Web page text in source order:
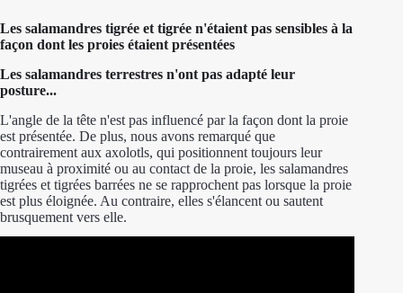
Les salamandres tigrée et tigrée n'étaient pas sensibles à la
façon dont les proies étaient présentées
Les salamandres terrestres n'ont pas adapté leur
posture...
L'angle de la tête n'est pas influencé par la façon dont la proie
est présentée. De plus, nous avons remarqué que
contrairement aux axolotls, qui positionnent toujours leur
museau à proximité ou au contact de la proie, les salamandres
tigrées et tigrées barrées ne se rapprochent pas lorsque la proie
est plus éloignée. Au contraire, elles s'élancent ou sautent
brusquement vers elle.